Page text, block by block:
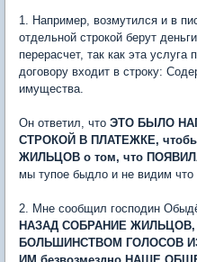
1. Например, возмутился и в
отдельной строкой берут
перерасчет, так как эта
договору входит в строку:
имущества.
Он ответил, что ЭТО БЫЛО
СТРОКОЙ В ПЛАТЕЖКЕ,
ЖИЛЬЦОВ о том, что
мы тупое быдло и не видим что
2. Мне сообщил господин
НАЗАД СОБРАНИЕ
БОЛЬШИНСТВОМ ГОЛОСОВ